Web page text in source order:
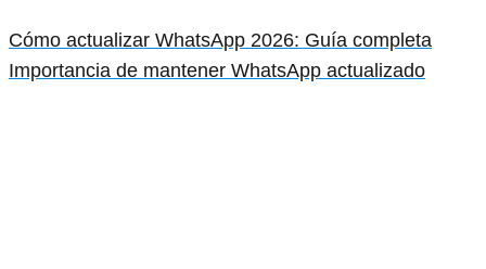
Cómo actualizar WhatsApp 2026: Guía completa
Importancia de mantener WhatsApp actualizado